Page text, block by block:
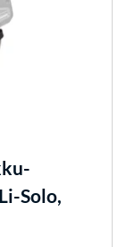
Solo,